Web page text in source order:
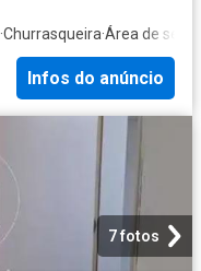
·Churrasqueira·Área de
Infos do anúncio
7 fotos